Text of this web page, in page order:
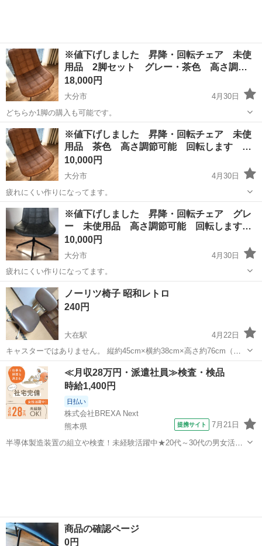
※値下げしました 昇降・回転チェア 未使
用品 2脚セット グレー・茶色 高さ調…
18,000円
大分市
4月30日
どちらか1脚の購入も可能です。
大分 大分市 椅子 茶色
※値下げしました 昇降・回転チェア 未使
用品 茶色 高さ調節可能 回転します …
10,000円
大分市
4月30日
疲れにくい作りになってます。
大分 大分市 椅子 茶色
※値下げしました 昇降・回転チェア グレ
ー 未使用品 高さ調節可能 回転します…
10,000円
大分市
4月30日
疲れにくい作りになってます。
大分 大分市 椅子
ノーリツ椅子 昭和レトロ
240円
大在駅
4月22日
キャスターではありません。 縦約45cm×横約38cm×高さ約76cm（座
面までの高さ43cm） 高さ調節は可能そうですが、ネジで留めてある
ので調節は面倒そうです。 10年以上自宅保管していたものです。 破れ
やスレ、傷...
大分 大分市 大在駅 椅子 ノーリツ
≪月収28万円・派遣社員≫検査・検品
時給1,400円
日払い
株式会社BREXA Next
熊本県
提携サイト 7月21日
半導体製造装置の組立や検査！未経験活躍中★20代～30代の男女活躍
商品の確認ページ
0円